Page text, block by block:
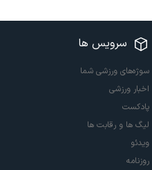
داروخانه
نزدیکت
نزدیک‌تر به
سرویس ها
سوژه‌های ورزشی شما
اخبار ورزشی
پادکست
لیگ ها و رقابت ها
ویدئو
روزنامه